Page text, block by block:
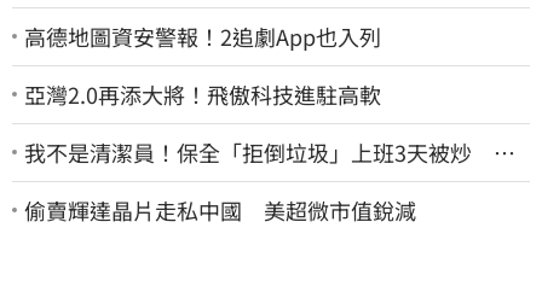
高德地圖資安警報！2追劇App也入列
亞灣2.0再添大將！飛傲科技進駐高軟
我不是清潔員！保全「拒倒垃圾」上班3天被炒 找
法院討公道結果出爐
偷賣輝達晶片走私中國 美超微市值銳減